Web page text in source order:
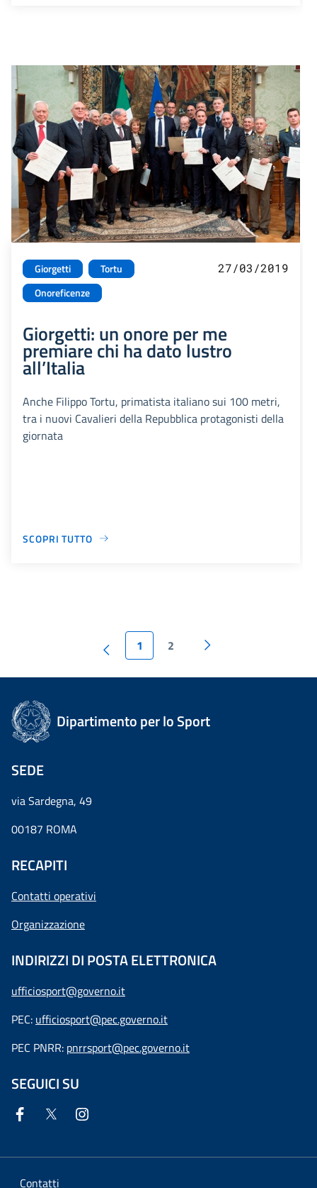
Giorgetti
Tortu
Onoreficenze
27/03/2019
Giorgetti: un onore per me
premiare chi ha dato lustro
all’Italia
Anche Filippo Tortu, primatista italiano sui 100 metri,
tra i nuovi Cavalieri della Repubblica protagonisti della
giornata
SCOPRI TUTTO
1 2
Dipartimento per lo Sport
SEDE
via Sardegna, 49
00187 ROMA
RECAPITI
Contatti operativi
Organizzazione
INDIRIZZI DI POSTA ELETTRONICA
ufficiosport@governo.it
PEC: ufficiosport@pec.governo.it
PEC PNRR: pnrrsport@pec.governo.it
SEGUICI SU
Contatti